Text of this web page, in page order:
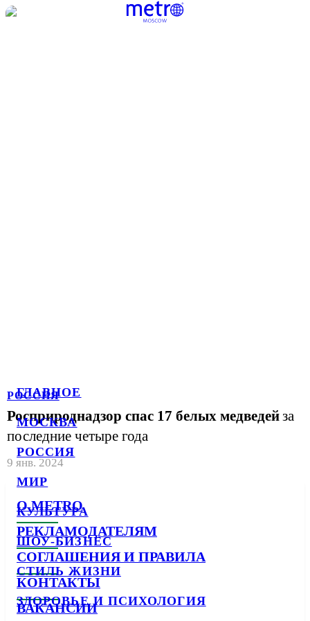
ГЛАВНОЕ
МОСКВА
РОССИЯ
МИР
КУЛЬТУРА
ШОУ-БИЗНЕС
СТИЛЬ ЖИЗНИ
ЗДОРОВЬЕ И ПСИХОЛОГИЯ
РОССИЯ
Росприроднадзор спас 17 белых медведейза
последние четыре года
9 янв. 2024
О METRO
РЕКЛАМОДАТЕЛЯМ
СОГЛАШЕНИЯ И ПРАВИЛА
КОНТАКТЫ
ВАКАНСИИ